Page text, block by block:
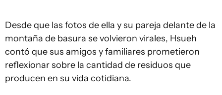
Desde que las fotos de ella y su pareja delante de la
montaña de basura se volvieron virales, Hsueh
contó que sus amigos y familiares prometieron
reflexionar sobre la cantidad de residuos que
producen en su vida cotidiana.